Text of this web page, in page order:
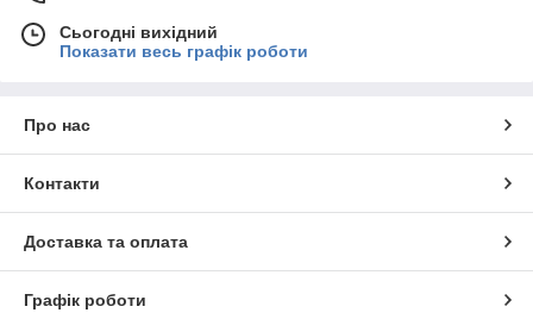
Сьогодні вихідний
Показати весь графік роботи
Про нас
Контакти
Доставка та оплата
Графік роботи